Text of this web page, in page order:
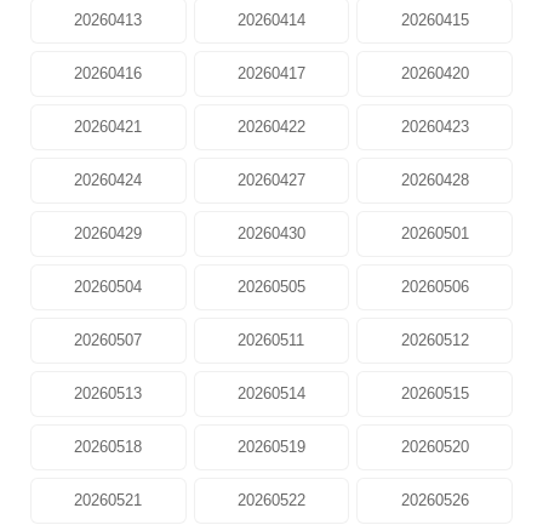
20260413 20260414 20260415
20260416 20260417 20260420
20260421 20260422 20260423
20260424 20260427 20260428
20260429 20260430 20260501
20260504 20260505 20260506
20260507 20260511 20260512
20260513 20260514 20260515
20260518 20260519 20260520
20260521 20260522 20260526